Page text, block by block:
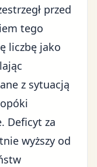
przed
tego
liczbę jako
z sytuacją
Deficyt za
wyższy od